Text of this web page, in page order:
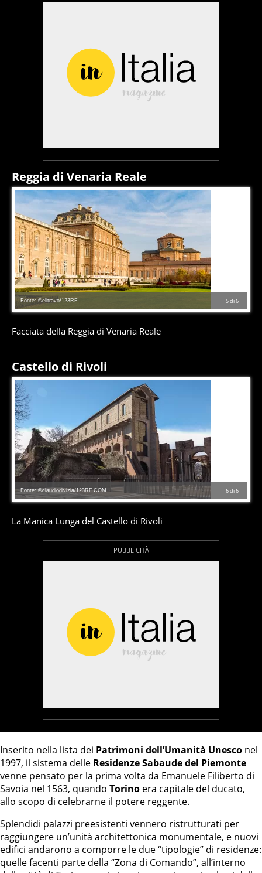
Reggia di Venaria Reale
5di6
Fonte: ©elitravo/123RF
Facciata della Reggia di Venaria Reale
Castello di Rivoli
6di6
Fonte: ©claudiodivizia/123RF.COM
La Manica Lunga del Castello di Rivoli
Inserito nella lista dei Patrimoni dell’Umanità Unesco nel
1997, il sistema delle Residenze Sabaude del Piemonte
venne pensato per la prima volta da Emanuele Filiberto di
Savoia nel 1563, quando Torino era capitale del ducato,
allo scopo di celebrarne il potere reggente.
Splendidi palazzi preesistenti vennero ristrutturati per
raggiungere un’unità architettonica monumentale, e nuovi
edifici andarono a comporre le due “tipologie” di residenze:
quelle facenti parte della “Zona di Comando”, all’interno